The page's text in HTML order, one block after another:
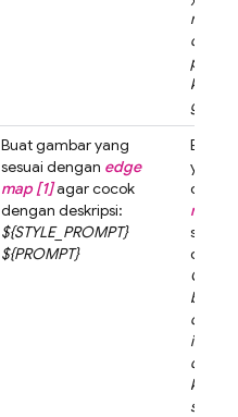
kota di
Buat gambar yang
sesuai dengan edge
map [1]agar cocok
dengan deskripsi:
${STYLE_PROMPT}
${PROMPT}
Buat
yang
map
cat
kuas